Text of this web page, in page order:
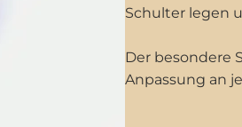
Schulter legen
Der besondere
Anpassung an